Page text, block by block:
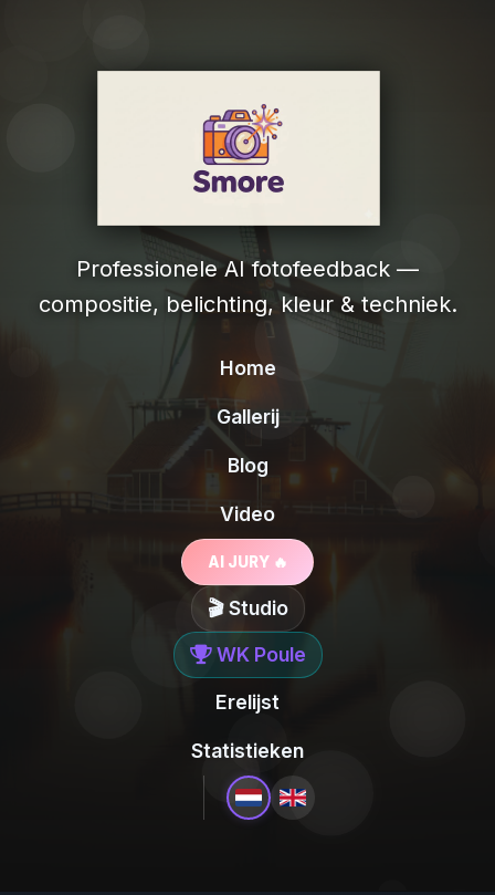
Professionele AI fotofeedback —
compositie, belichting, kleur & techniek.
Home
Gallerij
Blog
Video
AI JURY 🔥
🎬 Studio
WK Poule
Erelijst
Statistieken